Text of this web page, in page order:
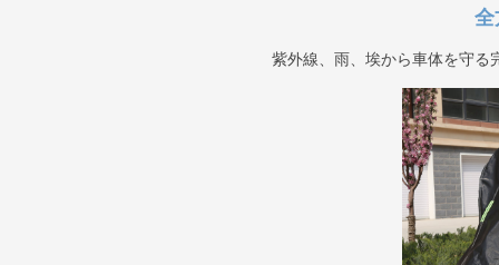
全
紫外線、雨、埃から車体を守る